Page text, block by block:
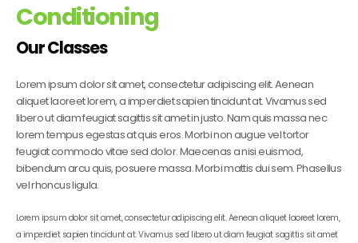
Conditioning
Our Classes
Lorem ipsum dolor sit amet, consectetur adipiscing elit. Aenean
aliquet laoreet lorem, a imperdiet sapien tincidunt at. Vivamus sed
libero ut diam feugiat sagittis sit amet in justo. Nam quis massa nec
lorem tempus egestas at quis eros. Morbi non augue vel tortor
feugiat commodo vitae sed dolor. Maecenas a nisi euismod,
bibendum arcu quis, posuere massa. Morbi mattis dui sem. Phasellus
vel rhoncus ligula.
Lorem ipsum dolor sit amet, consectetur adipiscing elit. Aenean aliquet laoreet lorem,
a imperdiet sapien tincidunt at. Vivamus sed libero ut diam feugiat sagittis sit amet